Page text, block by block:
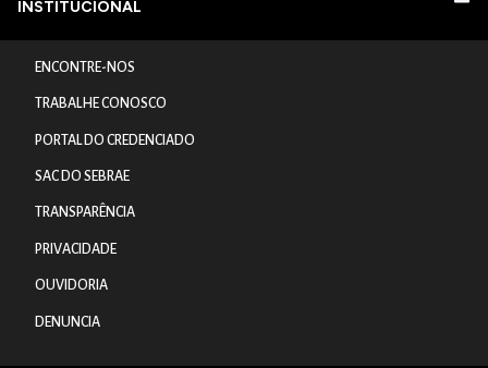
INSTITUCIONAL
ENCONTRE-NOS
TRABALHE CONOSCO
PORTAL DO CREDENCIADO
SAC DO SEBRAE
TRANSPARÊNCIA
PRIVACIDADE
OUVIDORIA
DENUNCIA